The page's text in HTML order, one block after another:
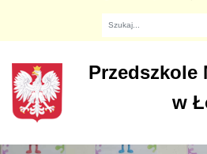
Przedszkole
w